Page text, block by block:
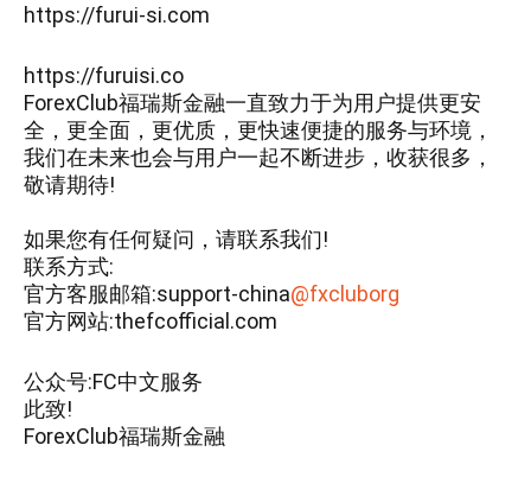
https://furui-si.com
https://furuisi.co
ForexClub福瑞斯金融一直致力于为用户提供更安
全，更全面，更优质，更快速便捷的服务与环境，
我们在未来也会与用户一起不断进步，收获很多，
敬请期待!
如果您有任何疑问，请联系我们!
联系方式:
官方客服邮箱:support-china@fxcluborg
官方网站:thefcofficial.com
公众号:FC中文服务
此致!
ForexClub福瑞斯金融